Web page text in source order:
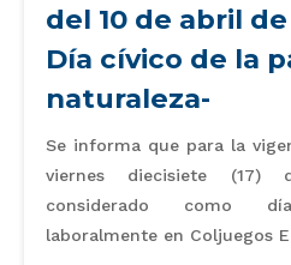
del 10 de abril
Día cívico de la
naturaleza-
Se informa que para la
viernes diecisiete (17)
considerado como
laboralmente en Coljuegos